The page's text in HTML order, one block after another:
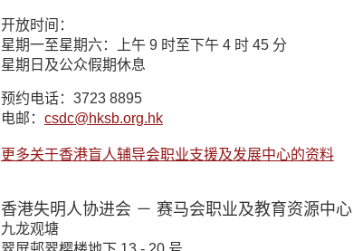
开放时间：
星期一至星期六：上午 9 时至下午 4 时 45 分
星期日及公众假期休息
预约电话：3723 8895
电邮： csdc@hksb.org.hk
更多关于香港盲人辅导会职业支援及发展中心的资料
香港失明人协进会 － 赛马会职业及教育资源中心
九龙观塘